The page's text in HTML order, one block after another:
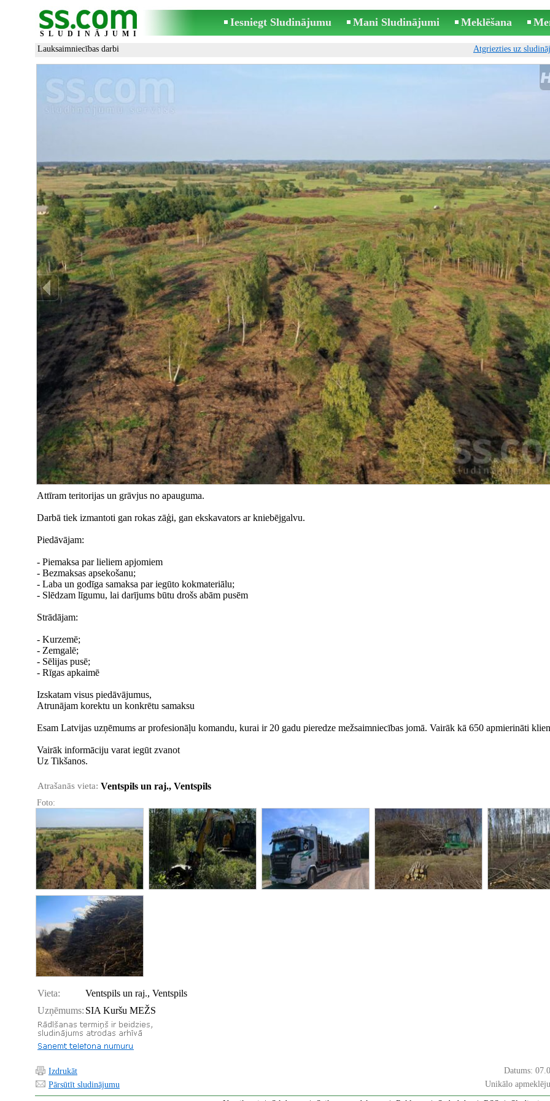
SLUDINĀJUMI
Iesniegt Sludinājumu Mani Sludinājumi Meklēšana
Lauksaimniecības darbi Atgriezties uz
Attīram teritorijas un grāvjus no apauguma.
Darbā tiek izmantoti gan rokas zāģi, gan ekskavators ar kniebējgalvu.
Piedāvājam:
- Piemaksa par lieliem apjomiem
- Bezmaksas apsekošanu;
- Laba un godīga samaksa par iegūto kokmateriālu;
- Slēdzam līgumu, lai darījums būtu drošs abām pusēm
Strādājam:
- Kurzemē;
- Zemgalē;
- Sēlijas pusē;
- Rīgas apkaimē
Izskatam visus piedāvājumus,
Atrunājam korektu un konkrētu samaksu
Esam Latvijas uzņēmums ar profesionāļu komandu, kurai ir 20 gadu pieredze mežsaimniecības jomā. Vairāk kā 650 apmierināti
Vairāk informāciju varat iegūt zvanot
Uz Tikšanos.
Atrašanās vieta: Ventspils un raj., Ventspils
Foto:
Vieta:
Ventspils un raj., Ventspils
Uzņēmums: SIA Kuršu MEŽS
Izdrukāt
Datums:
Pārsūtīt sludinājumu
Unikālo